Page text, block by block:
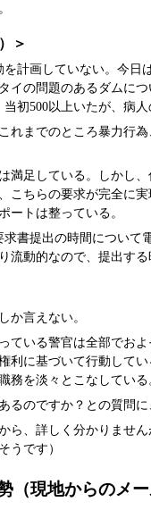
＞
計画していない。今
イの問題のあるダムに
初500以上いたが、病
れまでのところ暴力行
満足している。しかし
こちらの要求が完全に
ートは整っている。
求書提出の時間につい
流動的なので、提出す
か言えない。
ている警官は全部でお
利に基づいて行動して
務を淡々とこなしてい
るのですか？との質問
ら、詳しく分かりませ
うです）
（現地からのメー